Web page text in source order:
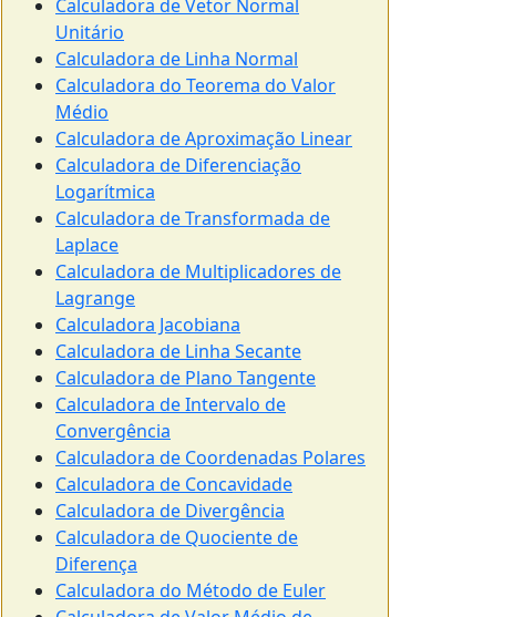
Calculadora de Vetor Normal
Unitário
Calculadora de Linha Normal
Calculadora do Teorema do Valor
Médio
Calculadora de Aproximação Linear
Calculadora de Diferenciação
Logarítmica
Calculadora de Transformada de
Laplace
Calculadora de Multiplicadores de
Lagrange
Calculadora Jacobiana
Calculadora de Linha Secante
Calculadora de Plano Tangente
Calculadora de Intervalo de
Convergência
Calculadora de Coordenadas Polares
Calculadora de Concavidade
Calculadora de Divergência
Calculadora de Quociente de
Diferença
Calculadora do Método de Euler